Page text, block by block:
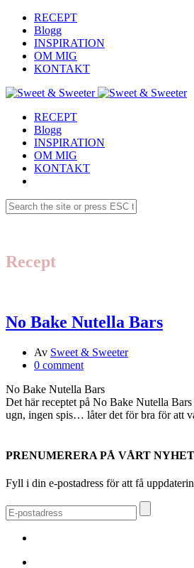
RECEPT
Blogg
INSPIRATION
OM MIG
KONTAKT
RECEPT
Blogg
INSPIRATION
OM MIG
KONTAKT
Recept
No Bake Nutella Bars
Av Sweet & Sweeter
0 comment
No Bake Nutella Bars
Det här receptet på No Bake Nutella
ugn, ingen spis… låter det för bra för att
PRENUMERERA PÅ VÅRT
Fyll i din e-postadress för att få